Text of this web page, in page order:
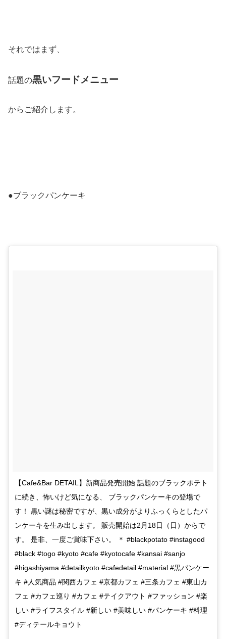
それではまず、
話題の黒いフードメニュー
からご紹介します。
●ブラックパンケーキ
【Cafe&Bar DETAIL】新商品発売開始 話題のブラックポテト
に続き、怖いけど気になる、 ブラックパンケーキの登場で
す！ 黒い謎は秘密ですが、黒い成分がよりふっくらとしたパ
ンケーキを生み出します。 販売開始は2月18日（日）からで
す。 是非、一度ご賞味下さい。 ＊ #blackpotato #instagood
#black #togo #kyoto #cafe #kyotocafe #kansai #sanjo
#higashiyama #detailkyoto #cafedetail #material #黒パンケー
キ #人気商品 #関西カフェ #京都カフェ #三条カフェ #東山カ
フェ #カフェ巡り #カフェ #テイクアウト #ファッション #楽
しい #ライフスタイル #新しい #美味しい #パンケーキ #料理
#ディテールキョウト